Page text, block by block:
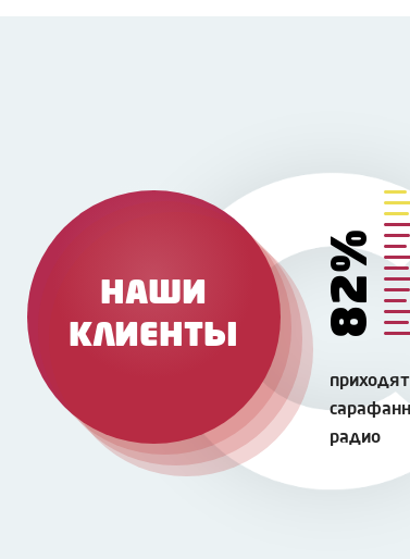
НАШИ
КЛИЕНТЫ
82%
радио